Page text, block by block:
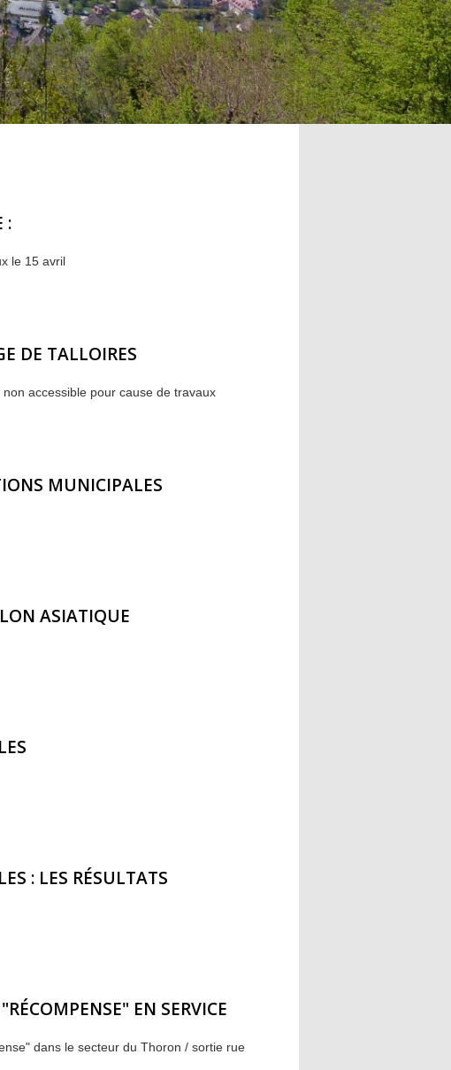
:
le 15 avril
DE TALLOIRES
non accessible pour cause de travaux
MUNICIPALES
ASIATIQUE
: LES RÉSULTATS
EN SERVICE
dans le secteur du Thoron / sortie rue